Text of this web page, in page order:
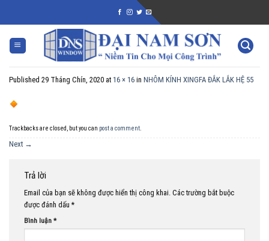
Published 29 Tháng Chín, 2020 at 16 × 16 in NHÔM KÍNH XINGFA ĐẮK LẮK HỆ 55
Trackbacks are closed, but you can post a comment.
Next →
Trả lời
Email của bạn sẽ không được hiển thị công khai. Các trường bắt buộc
được đánh dấu*
Bình luận *